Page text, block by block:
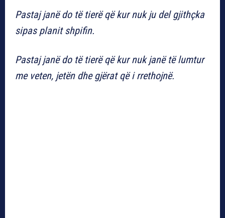
Pastaj janë do të tierë që kur nuk ju del gjithçka
sipas planit shpifin.
Pastaj janë do të tierë që kur nuk janë të lumtur
me veten, jetën dhe gjërat që i rrethojnë.